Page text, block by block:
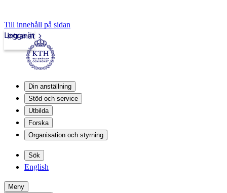
Till innehåll på sidan
Intranät
Logga in
Din anställning
Stöd och service
Utbilda
Forska
Organisation och styrning
Sök
English
Meny